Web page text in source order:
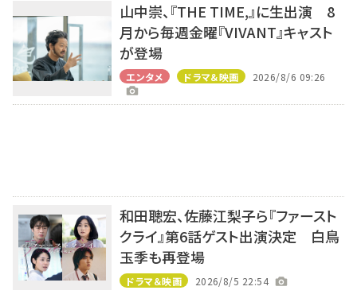
山中崇、『THE TIME,』に生出演 8
月から毎週金曜『VIVANT』キャスト
が登場
エンタメ ドラマ＆映画 2026/8/6 09:26
和田聰宏、佐藤江梨子ら『ファースト
クライ』第6話ゲスト出演決定 白鳥
玉季も再登場
ドラマ＆映画 2026/8/5 22:54